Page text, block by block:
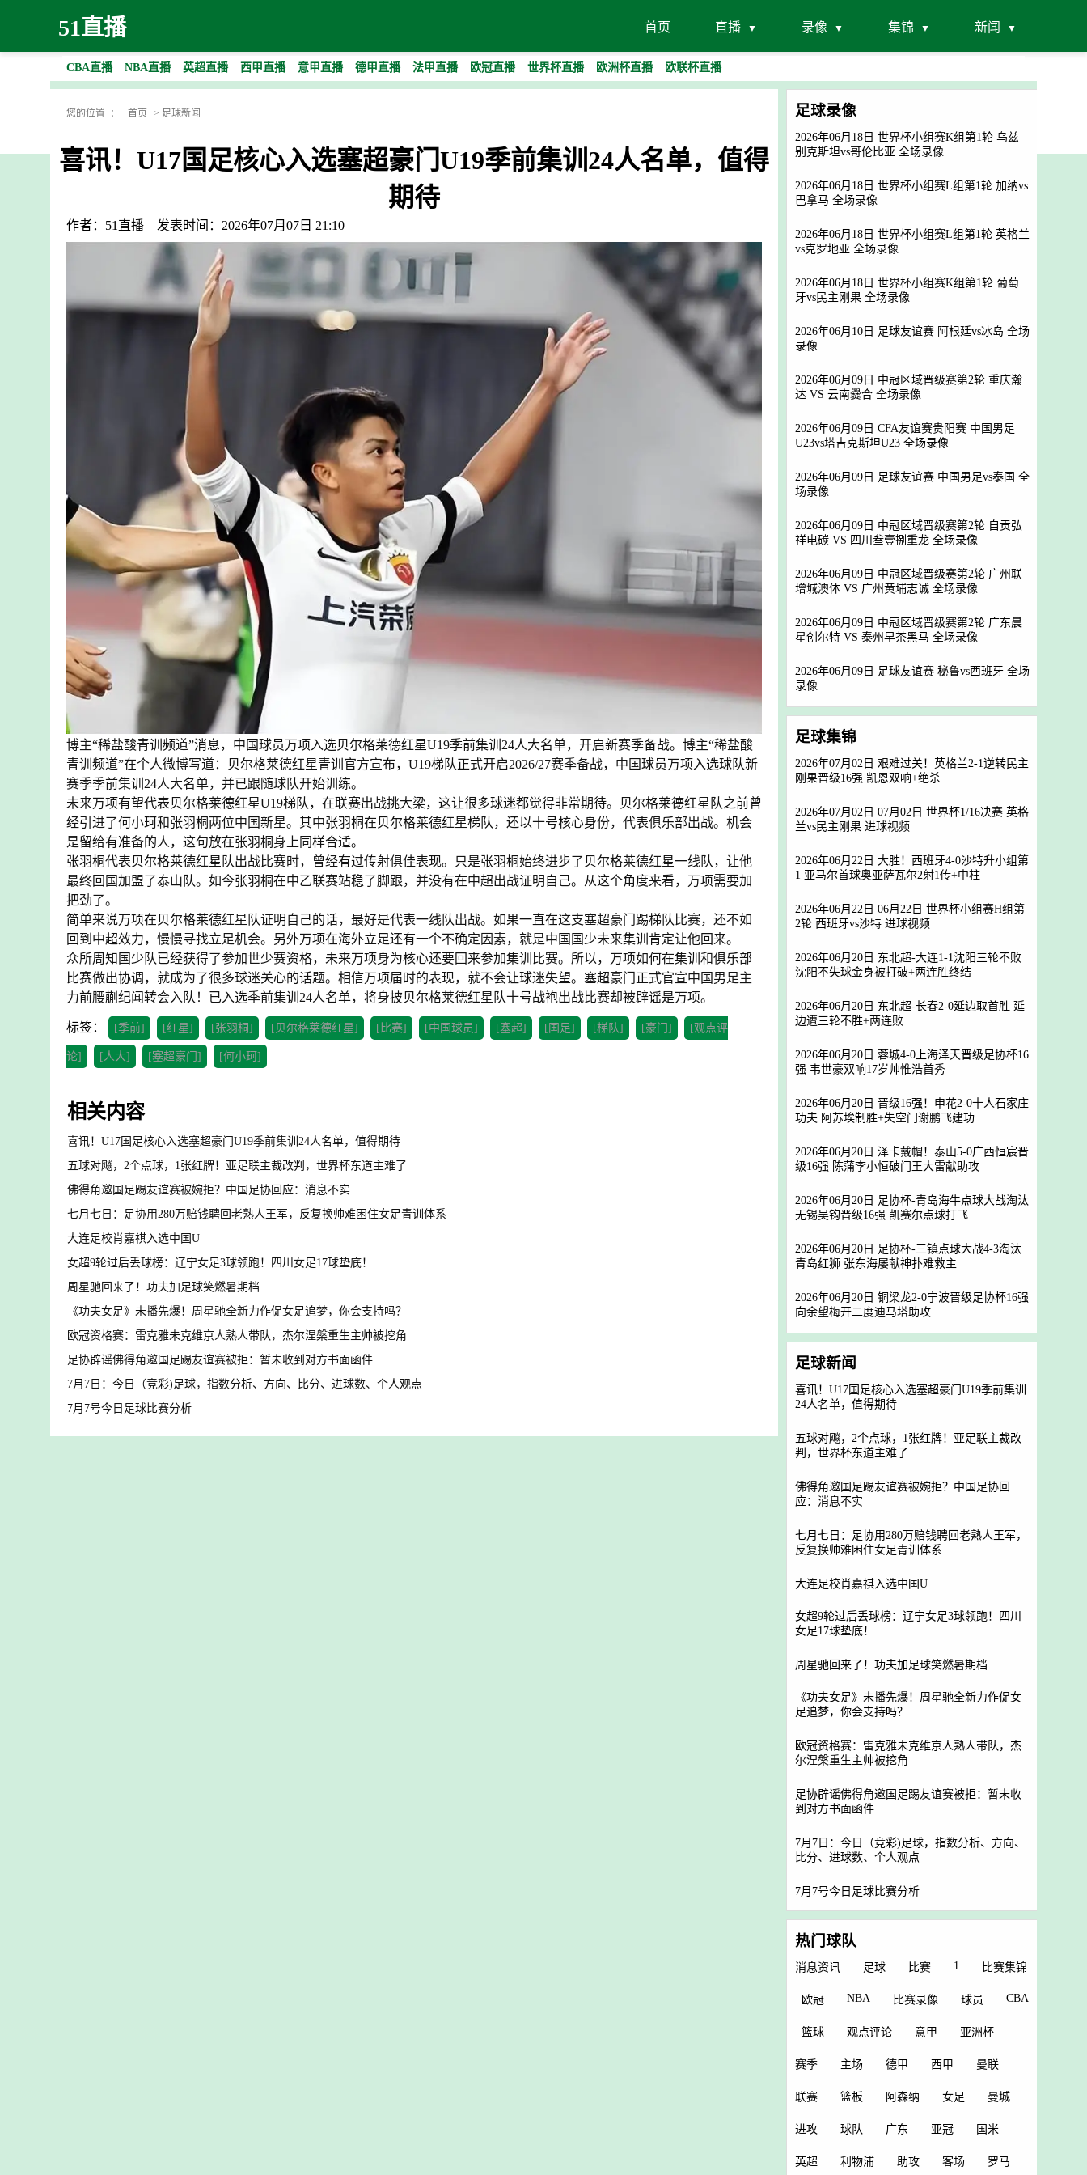
51直播 首页 直播 录像 集锦 新闻
CBA直播 NBA直播 英超直播 西甲直播 意甲直播 德甲直播 法甲直播 欧冠直播 世界杯直播 欧洲杯直播 欧联杯直播
您的位置 ： 首页 > 足球新闻
喜讯！U17国足核心入选塞超豪门U19季前集训24人名单，值得
期待
作者：51直播 发表时间：2026年07月07日 21:10
博主“稀盐酸青训频道”消息，中国球员万项入选贝尔格莱德红星U19季前集训24人大名单，开启新赛季备战。博主“稀盐酸
青训频道”在个人微博写道：贝尔格莱德红星青训官方宣布，U19梯队正式开启2026/27赛季备战，中国球员万项入选球队新
赛季季前集训24人大名单，并已跟随球队开始训练。
未来万项有望代表贝尔格莱德红星U19梯队，在联赛出战挑大梁，这让很多球迷都觉得非常期待。贝尔格莱德红星队之前曾
经引进了何小珂和张羽桐两位中国新星。其中张羽桐在贝尔格莱德红星梯队，还以十号核心身份，代表俱乐部出战。机会
是留给有准备的人，这句放在张羽桐身上同样合适。
张羽桐代表贝尔格莱德红星队出战比赛时，曾经有过传射俱佳表现。只是张羽桐始终进步了贝尔格莱德红星一线队，让他
最终回国加盟了泰山队。如今张羽桐在中乙联赛站稳了脚跟，并没有在中超出战证明自己。从这个角度来看，万项需要加
把劲了。
简单来说万项在贝尔格莱德红星队证明自己的话，最好是代表一线队出战。如果一直在这支塞超豪门踢梯队比赛，还不如
回到中超效力，慢慢寻找立足机会。另外万项在海外立足还有一个不确定因素，就是中国国少未来集训肯定让他回来。
众所周知国少队已经获得了参加世少赛资格，未来万项身为核心还要回来参加集训比赛。所以，万项如何在集训和俱乐部
比赛做出协调，就成为了很多球迷关心的话题。相信万项届时的表现，就不会让球迷失望。塞超豪门正式官宣中国男足主
力前腰蒯纪闻转会入队！已入选季前集训24人名单，将身披贝尔格莱德红星队十号战袍出战比赛却被辟谣是万项。
标签： [季前] [红星] [张羽桐] [贝尔格莱德红星] [比赛] [中国球员] [塞超] [国足] [梯队] [豪门] [观点评
论] [人大] [塞超豪门] [何小珂]
相关内容
喜讯！U17国足核心入选塞超豪门U19季前集训24人名单，值得期待
五球对飚，2个点球，1张红牌！亚足联主裁改判，世界杯东道主难了
佛得角邀国足踢友谊赛被婉拒？中国足协回应：消息不实
七月七日：足协用280万赔钱聘回老熟人王军，反复换帅难困住女足青训体系
大连足校肖嘉祺入选中国U
女超9轮过后丢球榜：辽宁女足3球领跑！四川女足17球垫底！
周星驰回来了！功夫加足球笑燃暑期档
《功夫女足》未播先爆！周星驰全新力作促女足追梦，你会支持吗？
欧冠资格赛：雷克雅未克维京人熟人带队，杰尔涅槃重生主帅被挖角
足协辟谣佛得角邀国足踢友谊赛被拒：暂未收到对方书面函件
7月7日：今日（竞彩)足球，指数分析、方向、比分、进球数、个人观点
7月7号今日足球比赛分析
足球录像
2026年06月18日 世界杯小组赛K组第1轮 乌兹
别克斯坦vs哥伦比亚 全场录像
2026年06月18日 世界杯小组赛L组第1轮 加纳vs
巴拿马 全场录像
2026年06月18日 世界杯小组赛L组第1轮 英格兰
vs克罗地亚 全场录像
2026年06月18日 世界杯小组赛K组第1轮 葡萄
牙vs民主刚果 全场录像
2026年06月10日 足球友谊赛 阿根廷vs冰岛 全场
录像
2026年06月09日 中冠区域晋级赛第2轮 重庆瀚
达 VS 云南爨合 全场录像
2026年06月09日 CFA友谊赛贵阳赛 中国男足
U23vs塔吉克斯坦U23 全场录像
2026年06月09日 足球友谊赛 中国男足vs泰国 全
场录像
2026年06月09日 中冠区域晋级赛第2轮 自贡弘
祥电碳 VS 四川叁壹捌重龙 全场录像
2026年06月09日 中冠区域晋级赛第2轮 广州联
增城澳体 VS 广州黄埔志诚 全场录像
2026年06月09日 中冠区域晋级赛第2轮 广东晨
星创尔特 VS 泰州早茶黑马 全场录像
2026年06月09日 足球友谊赛 秘鲁vs西班牙 全场
录像
足球集锦
2026年07月02日 艰难过关！英格兰2-1逆转民主
刚果晋级16强 凯恩双响+绝杀
2026年07月02日 07月02日 世界杯1/16决赛 英格
兰vs民主刚果 进球视频
2026年06月22日 大胜！西班牙4-0沙特升小组第
1 亚马尔首球奥亚萨瓦尔2射1传+中柱
2026年06月22日 06月22日 世界杯小组赛H组第
2轮 西班牙vs沙特 进球视频
2026年06月20日 东北超-大连1-1沈阳三轮不败
沈阳不失球金身被打破+两连胜终结
2026年06月20日 东北超-长春2-0延边取首胜 延
边遭三轮不胜+两连败
2026年06月20日 蓉城4-0上海泽天晋级足协杯16
强 韦世豪双响17岁帅惟浩首秀
2026年06月20日 晋级16强！申花2-0十人石家庄
功夫 阿苏埃制胜+失空门谢鹏飞建功
2026年06月20日 泽卡戴帽！泰山5-0广西恒宸晋
级16强 陈蒲李小恒破门王大雷献助攻
2026年06月20日 足协杯-青岛海牛点球大战淘汰
无锡吴钩晋级16强 凯赛尔点球打飞
2026年06月20日 足协杯-三镇点球大战4-3淘汰
青岛红狮 张东海屡献神扑难救主
2026年06月20日 铜梁龙2-0宁波晋级足协杯16强
向余望梅开二度迪马塔助攻
足球新闻
喜讯！U17国足核心入选塞超豪门U19季前集训
24人名单，值得期待
五球对飚，2个点球，1张红牌！亚足联主裁改
判，世界杯东道主难了
佛得角邀国足踢友谊赛被婉拒？中国足协回
应：消息不实
七月七日：足协用280万赔钱聘回老熟人王军，
反复换帅难困住女足青训体系
大连足校肖嘉祺入选中国U
女超9轮过后丢球榜：辽宁女足3球领跑！四川
女足17球垫底！
周星驰回来了！功夫加足球笑燃暑期档
《功夫女足》未播先爆！周星驰全新力作促女
足追梦，你会支持吗？
欧冠资格赛：雷克雅未克维京人熟人带队，杰
尔涅槃重生主帅被挖角
足协辟谣佛得角邀国足踢友谊赛被拒：暂未收
到对方书面函件
7月7日：今日（竞彩)足球，指数分析、方向、
比分、进球数、个人观点
7月7号今日足球比赛分析
热门球队
消息资讯 足球 比赛 1 比赛集锦
欧冠 NBA 比赛录像 球员 CBA
篮球 观点评论 意甲 亚洲杯
赛季 主场 德甲 西甲 曼联
联赛 篮板 阿森纳 女足 曼城
进攻 球队 广东 亚冠 国米
英超 利物浦 助攻 客场 罗马